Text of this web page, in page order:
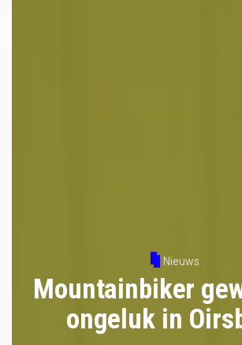
Nieuws
Mountainbiker
ongeluk in